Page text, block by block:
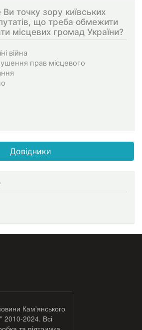
точку зору київських
що треба обмежити
місцевих громад України?
війна
прав місцевого
Довідники
Кам'янського
2010-2024. Всі